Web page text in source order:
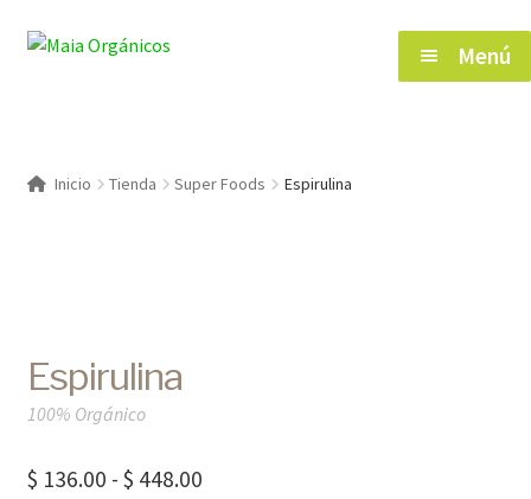
Saltar
Ir
Menú
Blog
Inicio Tienda Super Foods Espirulina
Espirulina
100% Orgánico
$ 136.00 - $ 448.00Rango